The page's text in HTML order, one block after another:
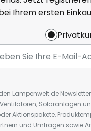
Ihrem ersten
Lampenwelt.de
Solaranlagen
Aktionspakete,
und Umfragen sowie